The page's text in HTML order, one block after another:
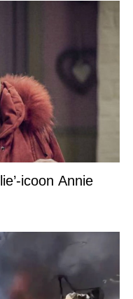
icoon Annie